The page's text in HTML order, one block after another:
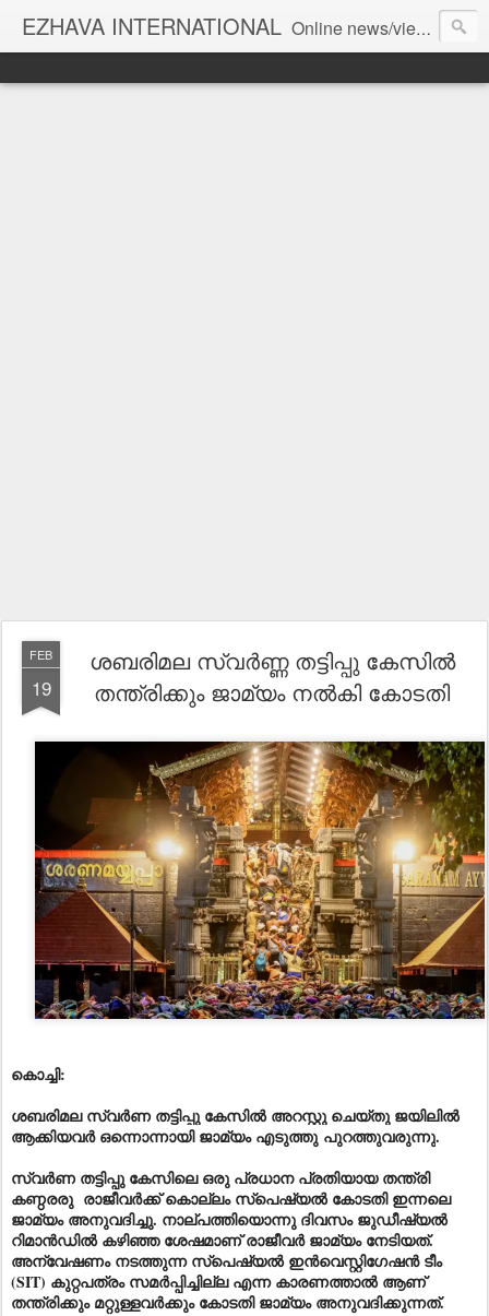
EZHAVA INTERNATIONAL Online news/views JOURNAL... Connecting the community worldwide Editorial Director: Prem Chandran
FEB
19
ശബരിമല സ്വർണ്ണ തട്ടിപ്പു കേസിൽ
തന്ത്രിക്കും ജാമ്യം നൽകി കോടതി
കൊച്ചി:
ശബരിമല സ്വർണ തട്ടിപ്പു കേസിൽ അറസ്റ്റു ചെയ്തു ജയിലിൽ
ആക്കിയവർ ഒന്നൊന്നായി ജാമ്യം എടുത്തു പുറത്തുവരുന്നു.
സ്വർണ തട്ടിപ്പു കേസിലെ ഒരു പ്രധാന പ്രതിയായ തന്ത്രി
കണ്ഠരരു രാജീവർക്ക് കൊല്ലം സ്പെഷ്യൽ കോടതി ഇന്നലെ
ജാമ്യം അനുവദിച്ചു. നാല്പത്തിയൊന്നു ദിവസം ജുഡീഷ്യൽ
റിമാൻഡിൽ കഴിഞ്ഞ ശേഷമാണ് രാജീവർ ജാമ്യം നേടിയത്.
അന്വേഷണം നടത്തുന്ന സ്പെഷ്യൽ ഇൻവെസ്റ്റിഗേഷൻ ടീം
(SIT) കുറ്റപത്രം സമർപ്പിച്ചില്ല എന്ന കാരണത്താൽ ആണ്
തന്ത്രിക്കും മറ്റുള്ളവർക്കും കോടതി ജാമ്യം അനുവദിക്കുന്നത്.